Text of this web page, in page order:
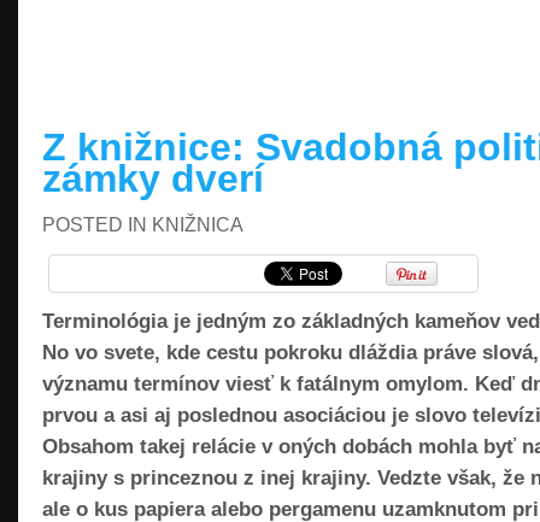
Z knižnice: Svadobná
zámky dverí
POSTED IN KNIŽNICA
Terminológia je jedným zo základných kameňov
No vo svete, kde cestu pokroku dláždia práve
významu termínov viesť k fatálnym omylom. Keď
prvou a asi aj poslednou asociáciou je slovo
Obsahom takej relácie v oných dobách mohla byť
krajiny s princeznou z inej krajiny. Vedzte však, že
ale o kus papiera alebo pergamenu uzamknutom